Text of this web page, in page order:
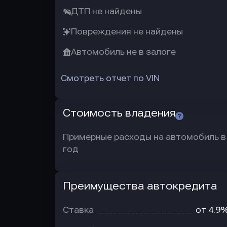
ДТП не найдены
Повреждения не найдены
Автомобиль не в залоге
Смотреть отчет по VIN
Стоимость владения
Примерные расходы на автомобиль в
год
Преимущества автокредита
Ставка от